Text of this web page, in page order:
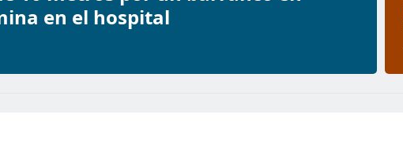
en el hospital